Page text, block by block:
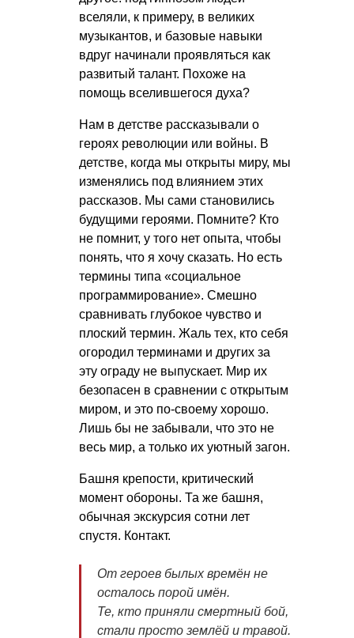
вселяли, к примеру, в великих
музыкантов, и базовые навыки
вдруг начинали проявляться как
развитый талант. Похоже на
помощь вселившегося духа?
Нам в детстве рассказывали о
героях революции или войны. В
детстве, когда мы открыты миру, мы
изменялись под влиянием этих
рассказов. Мы сами становились
будущими героями. Помните? Кто
не помнит, у того нет опыта, чтобы
понять, что я хочу сказать. Но есть
термины типа «социальное
программирование». Смешно
сравнивать глубокое чувство и
плоский термин. Жаль тех, кто себя
огородил терминами и других за
эту ограду не выпускает. Мир их
безопасен в сравнении с открытым
миром, и это по-своему хорошо.
Лишь бы не забывали, что это не
весь мир, а только их уютный загон.
Башня крепости, критический
момент обороны. Та же башня,
обычная экскурсия сотни лет
спустя. Контакт.
От героев былых времён не
осталось порой имён.
Те, кто приняли смертный бой,
стали просто землёй и травой.